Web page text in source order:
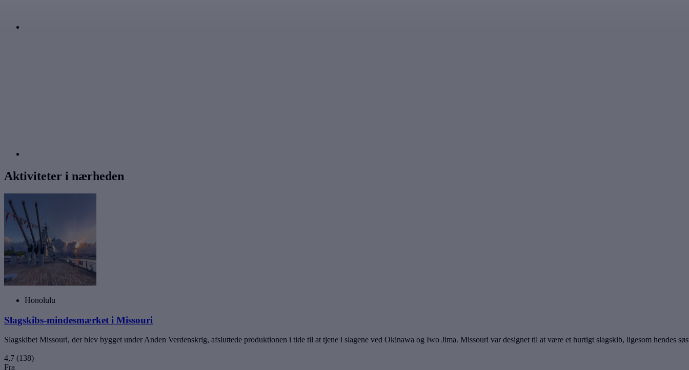
Aktiviteter i nærheden
Honolulu
Slagskibs-mindesmærket i Missouri
Slagskibet Missouri, der blev bygget under Anden Verdenskrig, afsluttede produktionen i tide til at tjene i slagene ved Okinawa og Iwo Jima. Missouri var designet til at være et hurtigt slagskib, ligesom
4,7 (138)
Fra